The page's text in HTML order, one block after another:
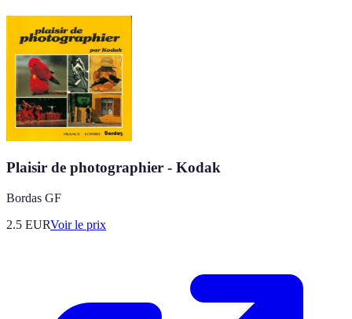
Plaisir de photographier - Kodak
Bordas GF
2.5 EURVoir le prix